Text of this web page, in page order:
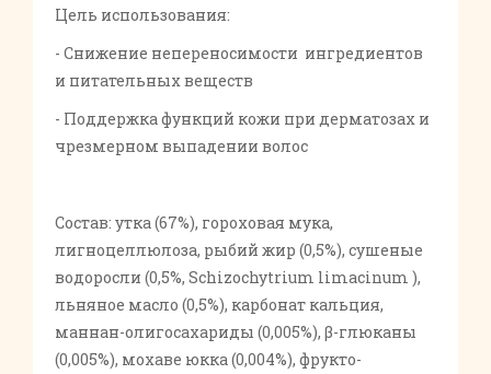
Цель использования:
- Снижение непереносимости ингредиентов
и питательных веществ
- Поддержка функций кожи при дерматозах и
чрезмерном выпадении волос
Состав: утка (67%), гороховая мука,
лигноцеллюлоза, рыбий жир (0,5%), сушеные
водоросли (0,5%, Schizochytrium limacinum ),
льняное масло (0,5%), карбонат кальция,
маннан-олигосахариды (0,005%), β-глюканы
(0,005%), мохаве юкка (0,004%), фрукто-